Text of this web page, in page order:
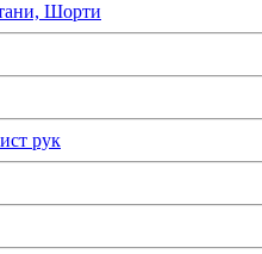
Шорти
рук